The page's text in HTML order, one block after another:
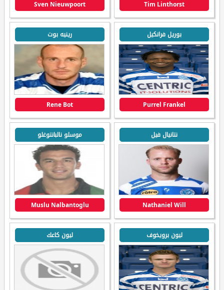
Tim Linthorst
Sven Nieuwpoort
بوريل فرانكيل
Purrel Frankel
رينيه بوت
Rene Bot
نتانيال فيل
Nathaniel Will
موسلو نالبانتوغلو
Muslu Nalbantoglu
ليون برويخوف ليون كاعك